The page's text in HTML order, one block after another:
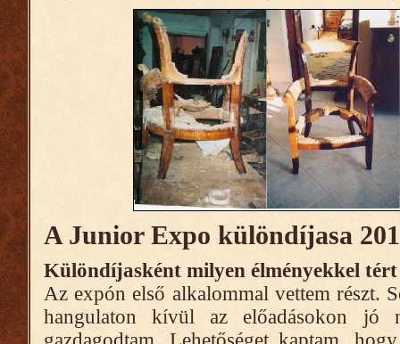
A Junior Expo különdíjasa
Különdíjasként milyen élményekkel
Az expón első alkalommal vettem részt.
hangulaton kívül az előadásokon jó